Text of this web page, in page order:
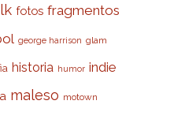
fotos fragmentos
george harrison glam
historia humor indie
maleso motown